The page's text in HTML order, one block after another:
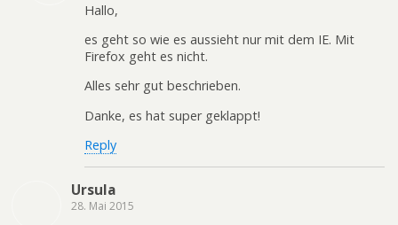
Hallo,
es geht so wie es aussieht nur mit dem IE. Mit
Firefox geht es nicht.
Alles sehr gut beschrieben.
Danke, es hat super geklappt!
Reply
Ursula
28. Mai 2015